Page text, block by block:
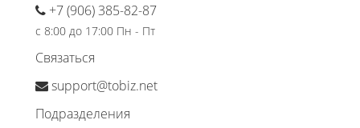
+7 (906) 385-82-87
с 8:00 до 17:00 Пн - Пт
Связаться
support@tobiz.net
Подразделения